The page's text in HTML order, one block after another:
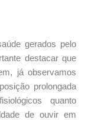
gerados pelo
destacar que
já observamos
prolongada
quanto
de ouvir em